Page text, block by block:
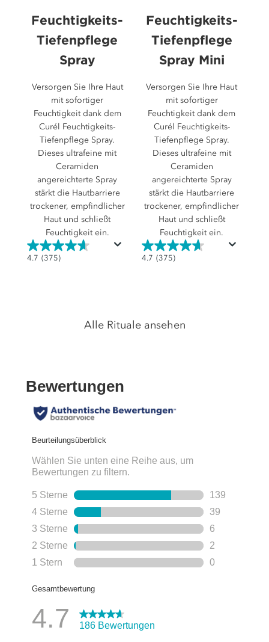
Feuchtigkeits-
Tiefenpflege
Spray
Versorgen Sie Ihre Haut
mit sofortiger
Feuchtigkeit dank dem
Curél Feuchtigkeits-
Tiefenpflege Spray.
Dieses ultrafeine mit
Ceramiden
angereichterte Spray
stärkt die Hautbarriere
trockener, empfindlicher
Haut und schließt
Feuchtigkeit ein.
4.7 (375)
4.7
Feuchtigkeits-
Tiefenpflege
Spray Mini
Versorgen Sie Ihre Haut
mit sofortiger
Feuchtigkeit dank dem
Curél Feuchtigkeits-
Tiefenpflege Spray.
Dieses ultrafeine mit
Ceramiden
angereichterte Spray
stärkt die Hautbarriere
trockener, empfindlicher
Haut und schließt
Feuchtigkeit ein.
4.7 (375)
4.7
Bewertungen
Alle Rituale ansehen